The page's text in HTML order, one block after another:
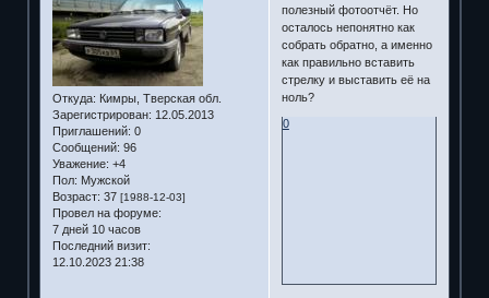
Откуда: Кимры, Тверская обл.
Зарегистрирован: 12.05.2013
Приглашений: 0
Сообщений: 96
Уважение: +4
Пол: Мужской
Возраст: 37 [1988-12-03]
Провел на форуме:
7 дней 10 часов
Последний визит:
12.10.2023 21:38
полезный фотоотчёт. Но
осталось непонятно как
собрать обратно, а именно
как правильно вставить
стрелку и выставить её на
ноль?
0